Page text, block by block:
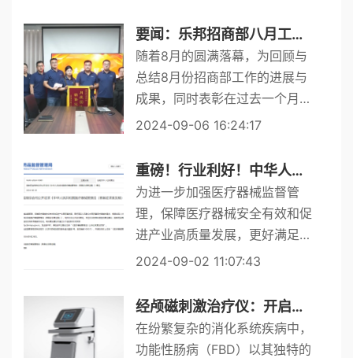
挑细选的月饼，皮薄籽大的石
榴，脆甜爽口的苹果和多种口味
的坚...
要闻：乐邦招商部八月工作会议总结
随着8月的圆满落幕，为回顾与
总结8月份招商部工作的进展与
成果，同时表彰在过去一个月中
表现突出的团队和个人，乐邦医
了8月份月度总结大会。 此次会
议由乐邦医...
2024-09-06 16:24:17
重磅！行业利好！中华人民共和国医疗器械管理法（草案征求意见稿）公开
为进一步加强医疗器械监督管
理，保障医疗器械安全有效和促
进产业高质量发展，更好满足人
民群众对高质量医疗器械的需
划，国家药监局研究起草了《中
华人民共和国医疗器械管理法
（草案征...
2024-09-02 11:07:43
经颅磁刺激治疗仪：开启功能性肠病治疗的新篇章
在纷繁复杂的消化系统疾病中，
功能性肠病（FBD）以其独特的